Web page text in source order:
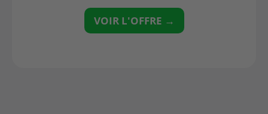
VOIR L'OFFRE →